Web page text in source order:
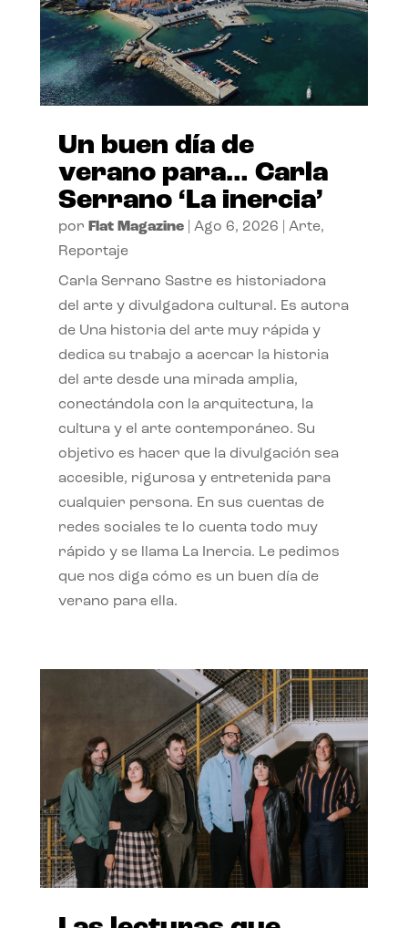
Un buen día de
verano para… Carla
Serrano ‘La inercia’
por Flat Magazine| Ago 6, 2026 Arte,
Reportaje
Carla Serrano Sastre es historiadora
del arte y divulgadora cultural. Es autora
de Una historia del arte muy rápida y
dedica su trabajo a acercar la historia
del arte desde una mirada amplia,
conectándola con la arquitectura, la
cultura y el arte contemporáneo. Su
objetivo es hacer que la divulgación sea
accesible, rigurosa y entretenida para
cualquier persona. En sus cuentas de
redes sociales te lo cuenta todo muy
rápido y se llama La Inercia. Le pedimos
que nos diga cómo es un buen día de
verano para ella.